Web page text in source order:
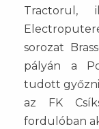
Tractorul,
sorozat
pályán a
tudott
az FK
fordulóban